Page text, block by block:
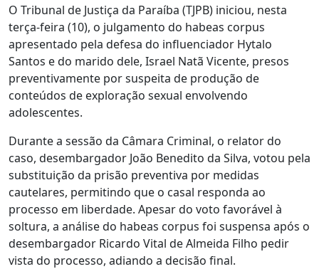
O Tribunal de Justiça da Paraíba (TJPB) iniciou, nesta
terça-feira (10), o julgamento do habeas corpus
apresentado pela defesa do influenciador Hytalo
Santos e do marido dele, Israel Natã Vicente, presos
preventivamente por suspeita de produção de
conteúdos de exploração sexual envolvendo
adolescentes.
Durante a sessão da Câmara Criminal, o relator do
caso, desembargador João Benedito da Silva, votou pela
substituição da prisão preventiva por medidas
cautelares, permitindo que o casal responda ao
processo em liberdade. Apesar do voto favorável à
soltura, a análise do habeas corpus foi suspensa após o
desembargador Ricardo Vital de Almeida Filho pedir
vista do processo, adiando a decisão final.